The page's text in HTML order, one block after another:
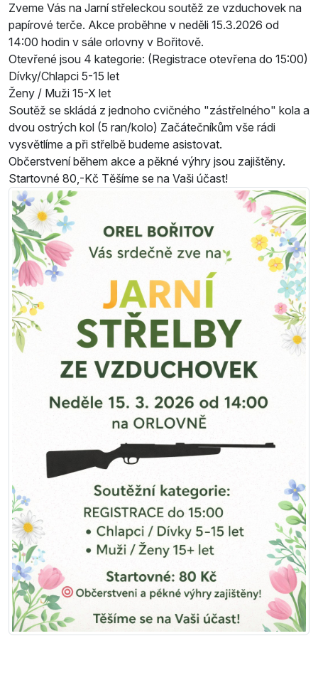
Zveme Vás na Jarní střeleckou soutěž ze vzduchovek na
papírové terče. Akce proběhne v neděli 15.3.2026 od
14:00 hodin v sále orlovny v Bořitově.
Otevřené jsou 4 kategorie: (Registrace otevřena do 15:00)
Dívky/Chlapci 5-15 let
Ženy / Muži 15-X let
Soutěž se skládá z jednoho cvičného "zástřelného" kola a
dvou ostrých kol (5 ran/kolo) Začátečníkům vše rádi
vysvětlíme a při střelbě budeme asistovat.
Občerstvení během akce a pěkné výhry jsou zajištěny.
Startovné 80,-Kč Těšíme se na Vaši účast!